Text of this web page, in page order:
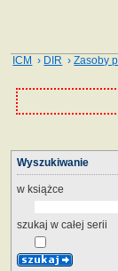
ICM › DIR ›Zasoby
Wyszukiwanie
w książce
szukaj w całej serii